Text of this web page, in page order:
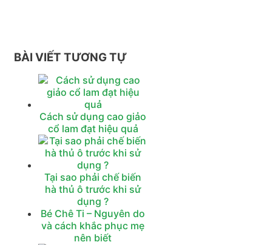
BÀI VIẾT TƯƠNG TỰ
Cách sử dụng cao giảo
cổ lam đạt hiệu quả
Tại sao phải chế biến
hà thủ ô trước khi sử
dụng ?
Bé Chê Ti – Nguyên do
và cách khắc phục mẹ
nên biết